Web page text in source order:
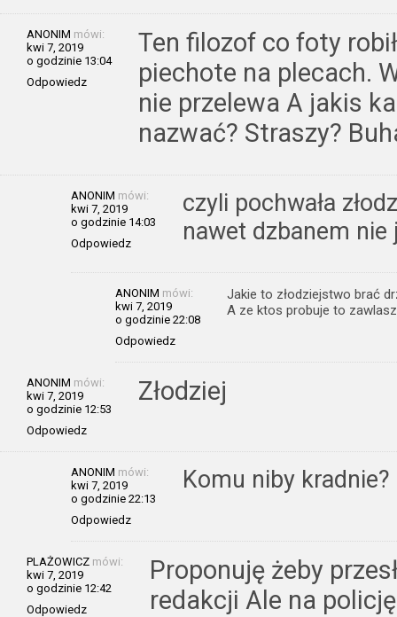
ANONIM mówi:
kwi 7, 2019
o godzinie 13:04
Odpowiedz
Ten filozof co foty
piechote na plecach.
nie przelewa A jakis
nazwać? Straszy?
ANONIM mówi:
kwi 7, 2019
o godzinie 14:03
Odpowiedz
czyli pochwała
nawet dzbanem nie
ANONIM mówi:
kwi 7, 2019
o godzinie 22:08
Odpowiedz
Jakie to złodziejstwo brać
A ze ktos probuje to
ANONIM mówi:
kwi 7, 2019
o godzinie 12:53
Odpowiedz
Złodziej
ANONIM mówi:
kwi 7, 2019
o godzinie 22:13
Odpowiedz
Komu niby kradnie?
PLAŻOWICZ mówi:
kwi 7, 2019
o godzinie 12:42
Odpowiedz
Proponuję żeby
redakcji Ale na